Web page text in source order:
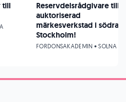
till
Reservdelsrådgivare till
auktoriserad
märkesverkstad i södra
Stockholm!
FORDONSAKADEMIN • SOLNA